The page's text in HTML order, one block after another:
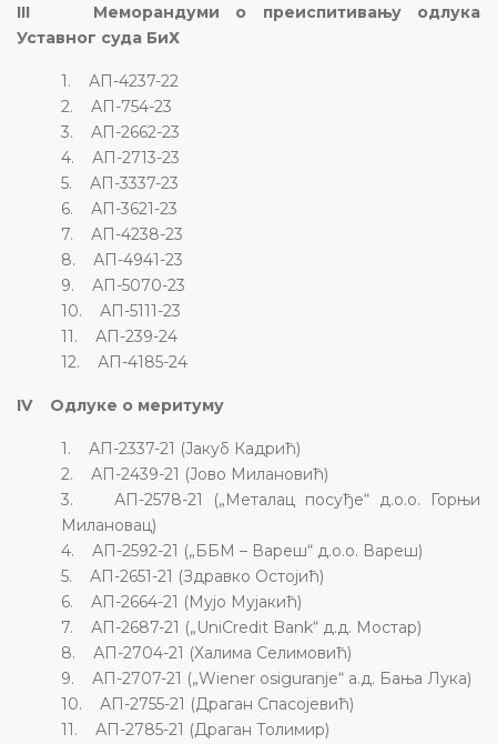
III Меморандуми о преиспитивању одлука
Уставног суда БиХ
1. АП-4237-22
2. АП-754-23
3. АП-2662-23
4. АП-2713-23
5. АП-3337-23
6. АП-3621-23
7. АП-4238-23
8. АП-4941-23
9. АП-5070-23
10. АП-5111-23
11. АП-239-24
12. АП-4185-24
IV Одлуке о меритуму
1. АП-2337-21 (Јакуб Кадрић)
2. АП-2439-21 (Јово Милановић)
3. АП-2578-21 („Металац посуђе“ д.о.о. Горњи
Милановац)
4. АП-2592-21 („ББМ – Вареш“ д.о.о. Вареш)
5. АП-2651-21 (Здравко Остојић)
6. АП-2664-21 (Мујо Мујакић)
7. АП-2687-21 („UniCredit Bank“ д.д. Мостар)
8. АП-2704-21 (Халима Селимовић)
9. АП-2707-21 („Wiener osiguranje“ а.д. Бања Лука)
10. АП-2755-21 (Драган Спасојевић)
11. АП-2785-21 (Драган Толимир)